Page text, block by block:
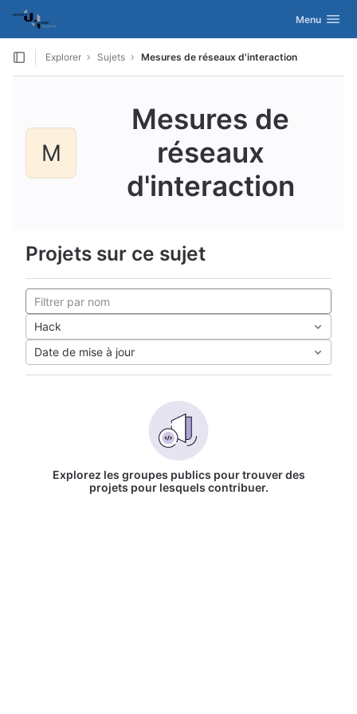
Skip to content
GitLab Activer/
Menu
Explorer Sujets Mesures de réseaux d'interaction
M
Mesures de
réseaux
d'interaction
Projets sur ce sujet
Hack
Date de mise à jour
Explorez les groupes publics pour trouver des
projets pour lesquels contribuer.